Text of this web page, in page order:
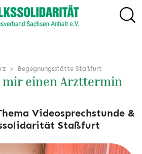
Begegnungsstätte Staßfurt
mir einen Arzttermin
Videosprechstunde &
Staßfurt